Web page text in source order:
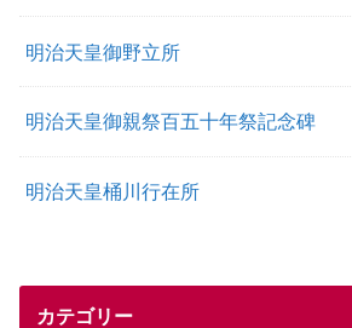
明治天皇御野立所
明治天皇御親祭百五十年祭記念碑
明治天皇桶川行在所
カテゴリー